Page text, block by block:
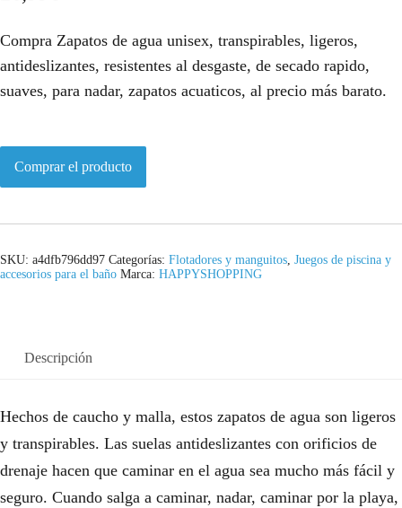
Compra Zapatos de agua unisex, transpirables, ligeros,
antideslizantes, resistentes al desgaste, de secado rapido,
suaves, para nadar, zapatos acuaticos, al precio más barato.
Comprar el producto
SKU: a4dfb796dd97 Categorías: Flotadores y manguitos, Juegos de piscina y
accesorios para el baño Marca: HAPPYSHOPPING
Descripción
Hechos de caucho y malla, estos zapatos de agua son ligeros
y transpirables. Las suelas antideslizantes con orificios de
drenaje hacen que caminar en el agua sea mucho más fácil y
seguro. Cuando salga a caminar, nadar, caminar por la playa,